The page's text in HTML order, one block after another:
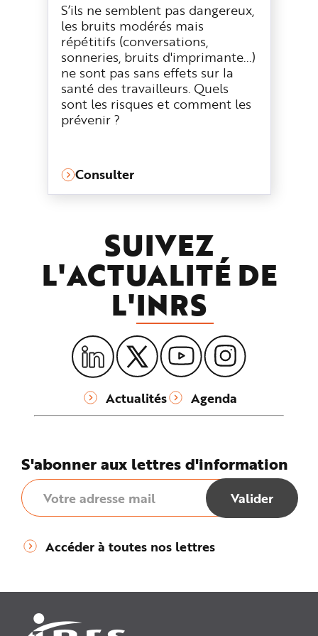
S’ils ne semblent pas dangereux,
les bruits modérés mais
répétitifs (conversations,
sonneries, bruits d'imprimante...)
ne sont pas sans effets sur la
santé des travailleurs. Quels
sont les risques et comment les
prévenir ?
Consulter
SUIVEZ
L'ACTUALITÉ DE
L'INRS
Actualités Agenda
S'abonner aux lettres d'information
Accéder à toutes nos lettres